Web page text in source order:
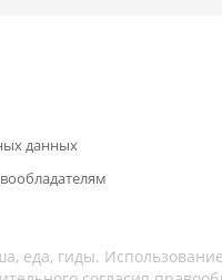
данных
еда, гиды.